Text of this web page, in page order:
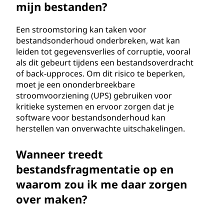
mijn bestanden?
Een stroomstoring kan taken voor
bestandsonderhoud onderbreken, wat kan
leiden tot gegevensverlies of corruptie, vooral
als dit gebeurt tijdens een bestandsoverdracht
of back-upproces. Om dit risico te beperken,
moet je een ononderbreekbare
stroomvoorziening (UPS) gebruiken voor
kritieke systemen en ervoor zorgen dat je
software voor bestandsonderhoud kan
herstellen van onverwachte uitschakelingen.
Wanneer treedt
bestandsfragmentatie op en
waarom zou ik me daar zorgen
over maken?